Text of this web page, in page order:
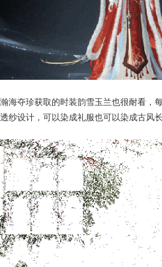
瀚海夺珍获取的时装韵雪玉兰也很耐看，
透纱设计，可以染成礼服也可以染成古风长